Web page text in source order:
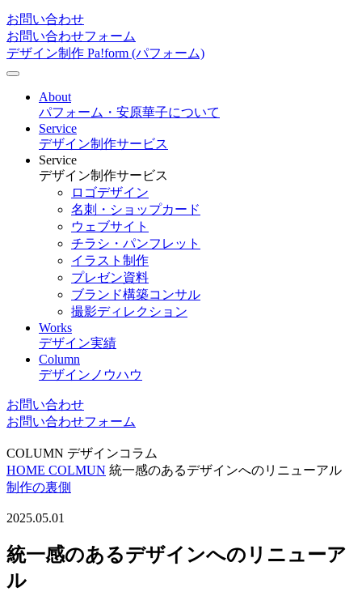
お問い合わせ
お問い合わせフォーム
デザイン制作 Pa!form (パフォーム)
About
パフォーム・安原華子について
Service
デザイン制作サービス
Service
デザイン制作サービス
ロゴデザイン
名刺・ショップカード
ウェブサイト
チラシ・パンフレット
イラスト制作
プレゼン資料
ブランド構築コンサル
撮影ディレクション
Works
デザイン実績
Column
デザインノウハウ
お問い合わせ
お問い合わせフォーム
COLUMN デザインコラム
HOME COLMUN 統一感のあるデザインへのリニューアル
制作の裏側
2025.05.01
統一感のあるデザインへのリニューア
ル